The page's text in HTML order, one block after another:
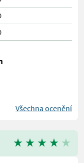
Všechna ocenění